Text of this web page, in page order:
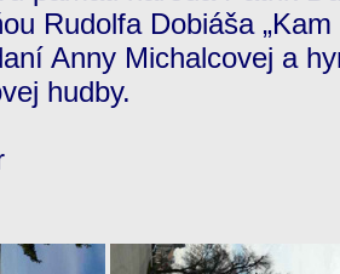
Rudolfa Dobiáša
Anny Michalcovej a
hudby.